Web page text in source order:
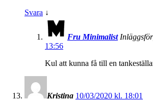
Svara ↓
Fru Minimalist
13:56
Kul att kunna få till en
Kristina 10/03/2020 kl. 18:01